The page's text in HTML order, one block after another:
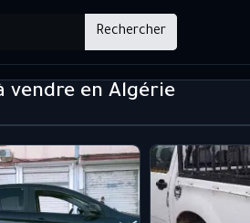
Rechercher
vendre en Algérie